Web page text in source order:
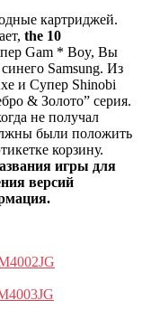
картриджей.
the 10
Gam * Boy, Вы
Samsung. Из
и Супер Shinobi
& Золото” серия.
не получал
были положить
корзину.
игры для
версий